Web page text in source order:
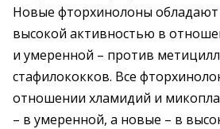
Новые фторхинолоны обладают
высокой активностью в
и умеренной – против
стафилококков. Все
отношении хламидий и
– в умеренной, а новые – в